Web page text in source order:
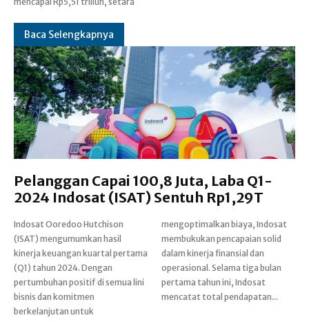
Baca Selengkapnya
Pelanggan Capai 100,8 Juta, Laba Q1-
2024 Indosat (ISAT) Sentuh Rp1,29T
Indosat Ooredoo Hutchison
(ISAT) mengumumkan hasil
kinerja keuangan kuartal pertama
(Q1) tahun 2024. Dengan
pertumbuhan positif di semua lini
bisnis dan komitmen
berkelanjutan untuk
mengoptimalkan biaya, Indosat
membukukan pencapaian solid
dalam kinerja finansial dan
operasional. Selama tiga bulan
pertama tahun ini, Indosat
mencatat total pendapatan...